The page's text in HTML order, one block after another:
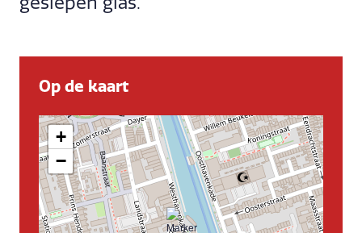
Op de kaart
+
−